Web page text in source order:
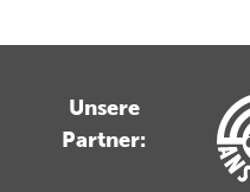
Unsere
Partner: